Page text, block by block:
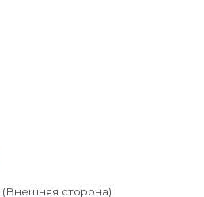
сторона)